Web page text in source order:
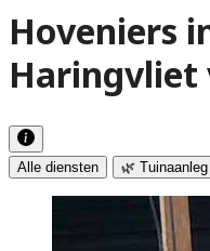
Hoveniers
Haringvliet
Alle diensten 🌿 Tuinaanleg